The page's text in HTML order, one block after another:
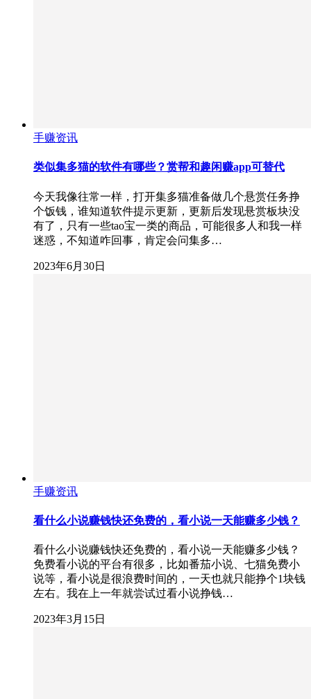
手赚资讯
类似集多猫的软件有哪些？赏帮和趣闲赚app可替代
今天我像往常一样，打开集多猫准备做几个悬赏任务挣
个饭钱，谁知道软件提示更新，更新后发现悬赏板块没
有了，只有一些tao宝一类的商品，可能很多人和我一样
迷惑，不知道咋回事，肯定会问集多…
2023年6月30日
手赚资讯
看什么小说赚钱快还免费的，看小说一天能赚多少钱？
看什么小说赚钱快还免费的，看小说一天能赚多少钱？
免费看小说的平台有很多，比如番茄小说、七猫免费小
说等，看小说是很浪费时间的，一天也就只能挣个1块钱
左右。我在上一年就尝试过看小说挣钱…
2023年3月15日